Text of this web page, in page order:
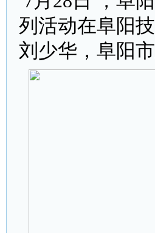
列活动在阜阳
刘少华，阜阳